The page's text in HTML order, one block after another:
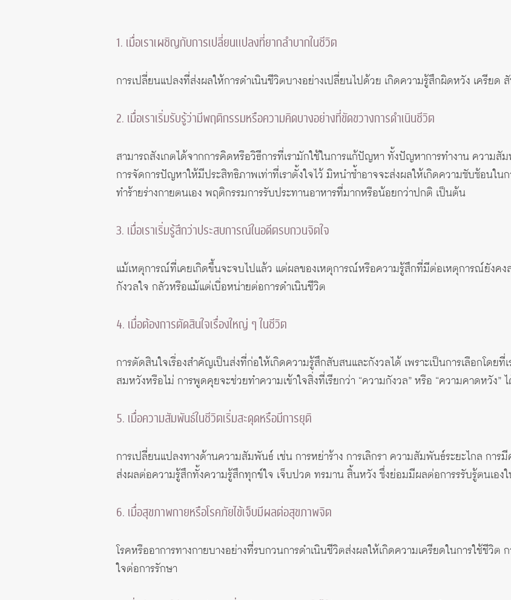
1. เมื่อเราเผชิญกับการเปลี่ยนแปลงที่ยากลำบากในชีวิต
การเปลี่ยนแปลงที่ส่งผลให้การดำเนินชีวิตบางอย่างเปลี่ยนไปด้วย เกิดความรู้สึกผิดหวัง เครีย
2. เมื่อเราเริ่มรับรู้ว่ามีพฤติกรรมหรือความคิดบางอย่างที่ขัดขวางการดำเนินชีวิต
สามารถสังเกตได้จากการคิดหรือวิธีการที่เรามักใช้ในการแก้ปัญหา ทั้งปัญหาการทำงาน ความ
การจัดการปัญหาให้มีประสิทธิภาพเท่าที่เราตั้งใจไว้ มิหนำซ้ำอาจจะส่งผลให้เกิดความซับซ้อนใ
ทำร้ายร่างกายตนเอง พฤติกรรมการรับประทานอาหารที่มากหรือน้อยกว่าปกติ เป็นต้น
3. เมื่อเราเริ่มรู้สึกว่าประสบการณ์ในอดีตรบกวนจิตใจ
แม้เหตุการณ์ที่เคยเกิดขึ้นจะจบไปแล้ว แต่ผลของเหตุการณ์หรือความรู้สึกที่มีต่อเหตุการณ์ยังค
กังวลใจ กลัวหรือแม้แต่เบื่อหน่ายต่อการดำเนินชีวิต
4. เมื่อต้องการตัดสินใจเรื่องใหญ่ ๆ ในชีวิต
การตัดสินใจเรื่องสำคัญเป็นส่งที่ก่อให้เกิดความรู้สึกสับสนและกังวลได้ เพราะเป็นการเลือกโดยที่
สมหวังหรือไม่ การพูดคุยจะช่วยทำความเข้าใจสิ่งที่เรียกว่า “ความกังวล” หรือ “ความคาดหวัง”
5. เมื่อความสัมพันธ์ในชีวิตเริ่มสะดุดหรือมีการยุติ
การเปลี่ยนแปลงทางด้านความสัมพันธ์ เช่น การหย่าร้าง การเลิกรา ความสัมพันธ์ระยะไกล กา
ส่งผลต่อความรู้สึกทั้งความรู้สึกทุกข์ใจ เจ็บปวด ทรมาน สิ้นหวัง ซึ่งย่อมมีผลต่อการรรับรู้ตนเอง
6. เมื่อสุขภาพกายหรือโรคภัยไข้เจ็บมีผลต่อสุขภาพจิต
โรคหรืออาการทางกายบางอย่างที่รบกวนการดำเนินชีวิตส่งผลให้เกิดความเครียดในการใช้ชีวิต
ใจต่อการรักษา